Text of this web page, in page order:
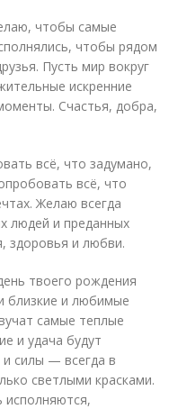
чтобы самые
чтобы рядом
Пусть мир вокруг
искренние
Счастья, добра,
всё, что задумано,
всё, что
Желаю всегда
людей и преданных
здоровья и любви.
твоего рождения
близкие и любимые
самые теплые
и удача будут
силы — всегда в
светлыми красками.
исполняются,